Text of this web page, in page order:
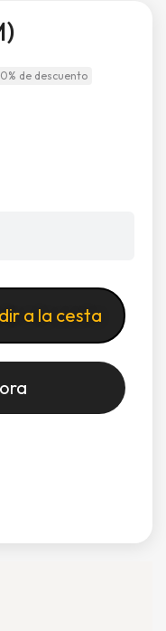
de descuento
a la cesta